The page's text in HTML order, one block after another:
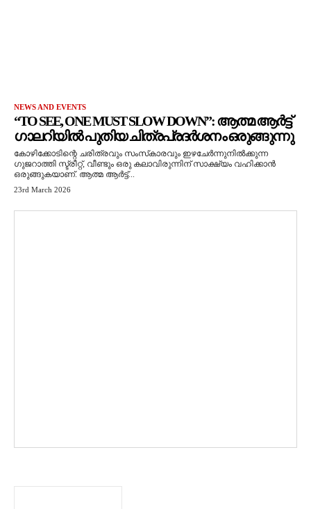
NEWS AND EVENTS
“TO SEE, ONE MUST SLOW DOWN”: ആത്മ ആർട്ട്
ഗാലറിയിൽ പുതിയ ചിത്രപ്രദർശനം ഒരുങ്ങുന്നു
കോഴിക്കോടിന്റെ ചരിത്രവും സംസ്‌കാരവും ഇഴചേർന്നുനിൽക്കുന്ന
ഗുജറാത്തി സ്ട്രീറ്റ്, വീണ്ടും ഒരു കലാവിരുന്നിന് സാക്ഷ്യം വഹിക്കാൻ
ഒരുങ്ങുകയാണ്. ആത്മ ആർട്ട്...
23rd March 2026